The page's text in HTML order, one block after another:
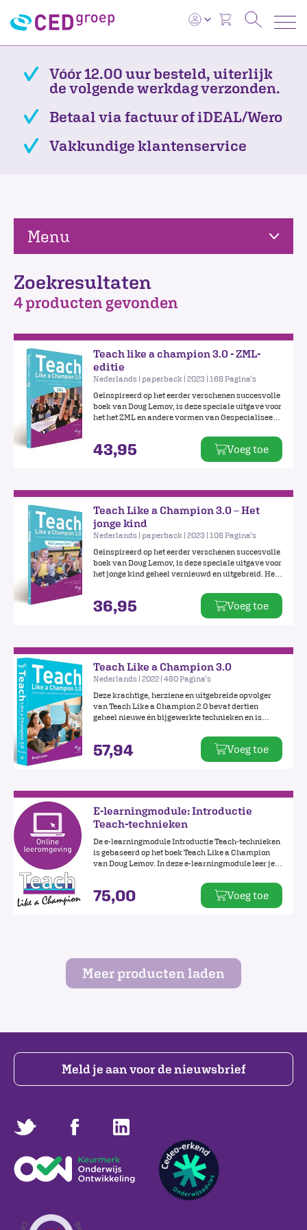
Vóór 12.00 uur besteld, uiterlijk
de volgende werkdag verzonden.
Betaal via factuur of iDEAL/Wero
Vakkundige klantenservice
Menu
Zoekresultaten
4 producten gevonden
Teach like a champion 3.0 - ZML-
editie
Nederlands | paperback | 2023 | 168 Pagina's
Geïnspireerd op het eerder verschenen succesvolle
boek van Doug Lemov, is deze speciale uitgave voor
het het ZML en andere vormen van Gespecialiseerd
De 52 praktische en concreet uitgewerkte
technieken dienen als inspiratiebron en bieden de
mogelijkheid om het beste uit jouzelf én uit de
43,95 Voeg toe
Teach Like a Champion 3.0 – Het
jonge kind
Nederlands | paperback | 2023 | 108 Pagina's
Geïnspireerd op het eerder verschenen succesvolle
boek van Doug Lemov, is deze speciale uitgave voor
het jonge kind geheel vernieuwd en uitgebreid. Het
aan de principes van spelend leren, maar ook te
gebruiken zijn bij ‘formele’ leermomenten.
36,95 Voeg toe
Teach Like a Champion 3.0
Nederlands | 2022 | 480 Pagina's
Deze krachtige, herziene en uitgebreide opvolger
van Teach Like a Champion 2.0 bevat dertien
geheel nieuwe én bijgewerkte technieken en is
Bij deze uitgave hoort een website met online
beeldmateriaal waarin technieken worden
gedemonstreerd.
57,94 Voeg toe
E-learningmodule: Introductie
Teach-technieken
De e-learningmodule Introductie Teach-technieken
is gebaseerd op het boek Teach Like a Champion
van Doug Lemov. In deze e-learningmodule leer je
Teach Like a Champion. Ook maak je kennis met
twee veel gebruikte technieken, namelijk
'Bliksembeurt' en 'Weet niet geldt niet'.
75,00 Voeg toe
Meer producten laden
Meld je aan voor de nieuwsbrief